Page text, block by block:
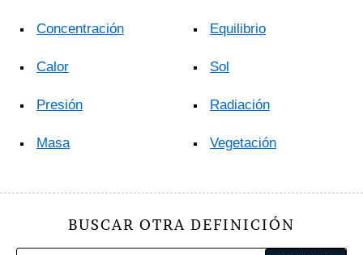
Concentración
Calor
Presión
Masa
Equilibrio
Sol
Radiación
Vegetación
BUSCAR OTRA DEFINICIÓN